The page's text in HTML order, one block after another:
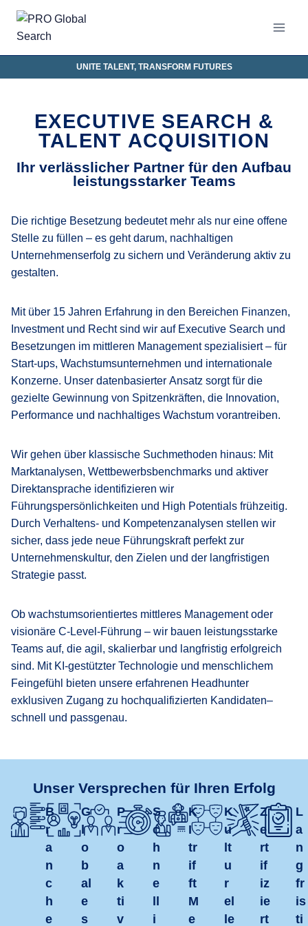
UNITE TALENT, TRANSFORM FUTURES
EXECUTIVE SEARCH &
TALENT ACQUISITION
Ihr verlässlicher Partner für den Aufbau
leistungsstarker Teams
Die richtige Besetzung bedeutet mehr als nur eine offene
Stelle zu füllen – es geht darum, nachhaltigen
Unternehmenserfolg zu sichern und Veränderung aktiv zu
gestalten.
Mit über 15 Jahren Erfahrung in den Bereichen Finanzen,
Investment und Recht sind wir auf Executive Search und
Besetzungen im mittleren Management spezialisiert – für
Start-ups, Wachstumsunternehmen und internationale
Konzerne. Unser datenbasierter Ansatz sorgt für die
gezielte Gewinnung von Spitzenkräften, die Innovation,
Performance und nachhaltiges Wachstum vorantreiben.
Wir gehen über klassische Suchmethoden hinaus: Mit
Marktanalysen, Wettbewerbsbenchmarks und aktiver
Direktansprache identifizieren wir
Führungspersönlichkeiten und High Potentials frühzeitig.
Durch Verhaltens- und Kompetenzanalysen stellen wir
sicher, dass jede neue Führungskraft perfekt zur
Unternehmenskultur, den Zielen und der langfristigen
Strategie passt.
Ob wachstumsorientiertes mittleres Management oder
visionäre C-Level-Führung – wir bauen leistungsstarke
Teams auf, die agil, skalierbar und langfristig erfolgreich
sind. Mit KI-gestützter Technologie und menschlichem
Feingefühl bieten unsere erfahrenen Headhunter
exklusiven Zugang zu hochqualifizierten Kandidaten–
schnell und passgenau.
Unser Versprechen für Ihren Erfolg
B
r
a
n
c
h
e
G
l
o
b
al
e
s
P
r
o
a
k
ti
v
S
c
h
n
e
ll
i
K
I
tr
if
ft
M
e
K
u
lt
u
r
el
le
Z
e
rt
if
iz
ie
rt
L
a
n
g
fr
is
ti